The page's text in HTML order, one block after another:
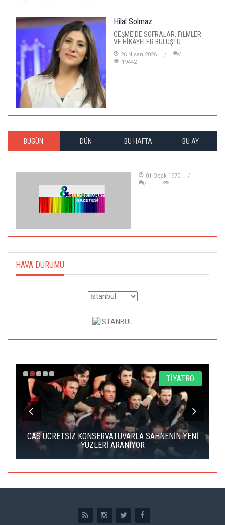
Hilal Solmaz
ÇEŞME'DE SOFRALAR, FİLMLER
VE HİKÂYELER BULUŞTU
26 Nisan 2026
19442
BUGÜN DÜN BU HAFTA BU AY
01 Ocak 1970
HAVA DURUMU
TİYATRO
CAS ÜCRETSİZ KONSERVATUVARLA SAHNENİN YENİ
YÜZLERİ ARANIYOR